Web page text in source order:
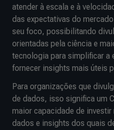
atender à escala e à
das expectativas do
seu foco, possibilitando
orientadas pela ciência e
tecnologia para simplificar a
fornecer insights mais úteis
Para organizações que
de dados, isso significa um
maior capacidade de
dados e insights dos quais